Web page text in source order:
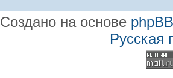
Создано на основе phpBB
Русская